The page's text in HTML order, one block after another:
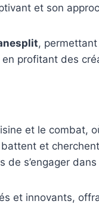
et son
,
profitant des
et le combat,
et
de s’engager
et innovants,